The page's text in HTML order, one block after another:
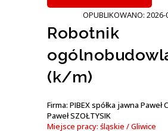
OPUBLIKOWANO: 2026-
Robotnik
(k/m)
Firma: PIBEX spółka jawna Paweł
Paweł SZOŁTYSIK
Miejsce pracy: śląskie / Gliwice